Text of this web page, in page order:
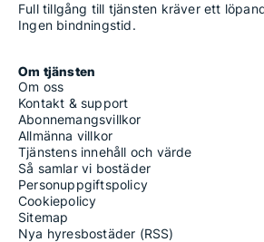
Full tillgång till tjänsten kräver ett
Ingen bindningstid.
Om tjänsten
Om oss
Kontakt & support
Abonnemangsvillkor
Allmänna villkor
Tjänstens innehåll och värde
Så samlar vi bostäder
Personuppgiftspolicy
Cookiepolicy
Sitemap
Nya hyresbostäder (RSS)